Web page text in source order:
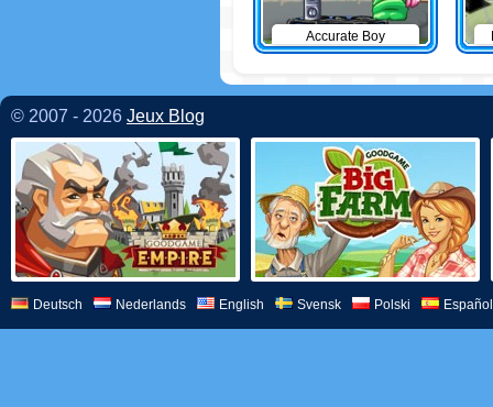
Accurate Boy
© 2007 - 2026 Jeux Blog
Deutsch Nederlands English Svensk Polski Español